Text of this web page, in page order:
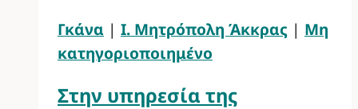
Γκάνα | Ι. Μητρόπολη Άκκρας | Μη
κατηγοριοποιημένο
Στην υπηρεσία της